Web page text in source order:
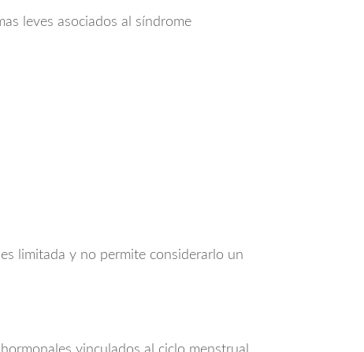
leves asociados al síndrome
limitada y no permite considerarlo un